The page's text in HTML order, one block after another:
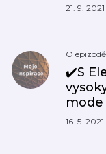
21. 9. 2021
O epizodě
✔️S
mode
16. 5. 2021